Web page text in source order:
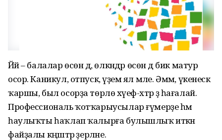
Йәй – балалар өсөн дә, өлкәндәр өсөн дә бик матур
осор. Каникул, отпуск, әүҙем ял мәле. Әммә, үкенескә
ҡаршы, был осорҙа төрлө хәүеф-хәтәр ҙә һағалай.
Профессиональ ҡотҡарыусылар ғүмерҙе һәм
һаулыҡты һаҡлап ҡалырға булышлыҡ иткән
файҙалы кәңәштәр әҙерләне.